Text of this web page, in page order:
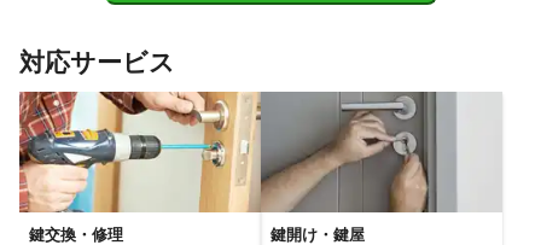
対応サービス
鍵交換・修理 鍵開け・鍵屋